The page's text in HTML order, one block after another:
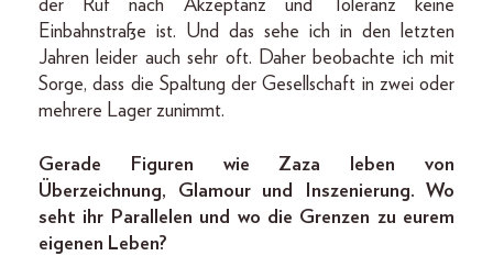
der Ruf nach Akzeptanz und Toleranz keine
Einbahnstraße ist. Und das sehe ich in den letzten
Jahren leider auch sehr oft. Daher beobachte ich mit
Sorge, dass die Spaltung der Gesellschaft in zwei oder
mehrere Lager zunimmt.
Gerade Figuren wie Zaza leben von
Überzeichnung, Glamour und Inszenierung. Wo
seht ihr Parallelen und wo die Grenzen zu eurem
eigenen Leben?